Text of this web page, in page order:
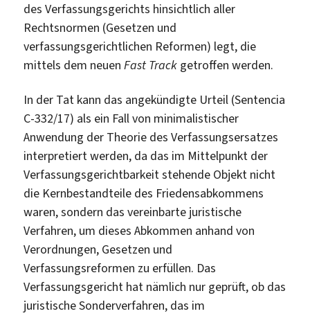
des Verfassungsgerichts hinsichtlich aller
Rechtsnormen (Gesetzen und
verfassungsgerichtlichen Reformen) legt, die
mittels dem neuenFast Track getroffen werden.
In der Tat kann das angekündigte Urteil (Sentencia
C-332/17) als ein Fall von minimalistischer
Anwendung der Theorie des Verfassungsersatzes
interpretiert werden, da das im Mittelpunkt der
Verfassungsgerichtbarkeit stehende Objekt nicht
die Kernbestandteile des Friedensabkommens
waren, sondern das vereinbarte juristische
Verfahren, um dieses Abkommen anhand von
Verordnungen, Gesetzen und
Verfassungsreformen zu erfüllen. Das
Verfassungsgericht hat nämlich nur geprüft, ob das
juristische Sonderverfahren, das im